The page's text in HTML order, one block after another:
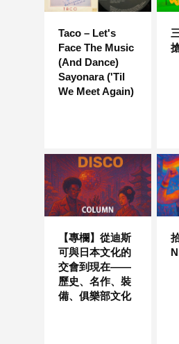
Taco – Let's
Face The Music
(And Dance)
Sayonara ('Til
We Meet Again)
【專欄】從迪斯
可與日本文化的
交會到現在——
歷史、名作、裝
備、俱樂部文化